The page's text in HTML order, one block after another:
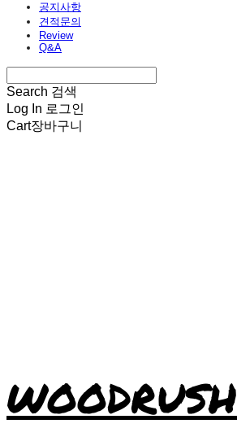
공지사항
견적문의
Review
Q&A
Search 검색
Log In 로그인
Cart장바구니
WOODRUSH